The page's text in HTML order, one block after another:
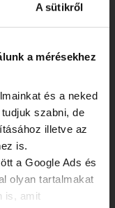
A sütikről
a mérésekhez
és a neked
szabni, de
illetve az
is.
a Google Ads és
olyan tartalmakat
is, amit
Jake 11cm MG
Jake 11cm RY